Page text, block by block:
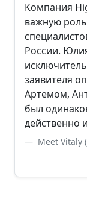
Компания
важную
России.
заявителя
Артемом,
был
действенно
Meet Vitaly